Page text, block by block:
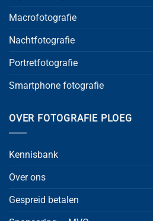
Macrofotografie
Nachtfotografie
Portretfotografie
Smartphone fotografie
OVER FOTOGRAFIE PLOEG
Kennisbank
Over ons
Gespreid betalen